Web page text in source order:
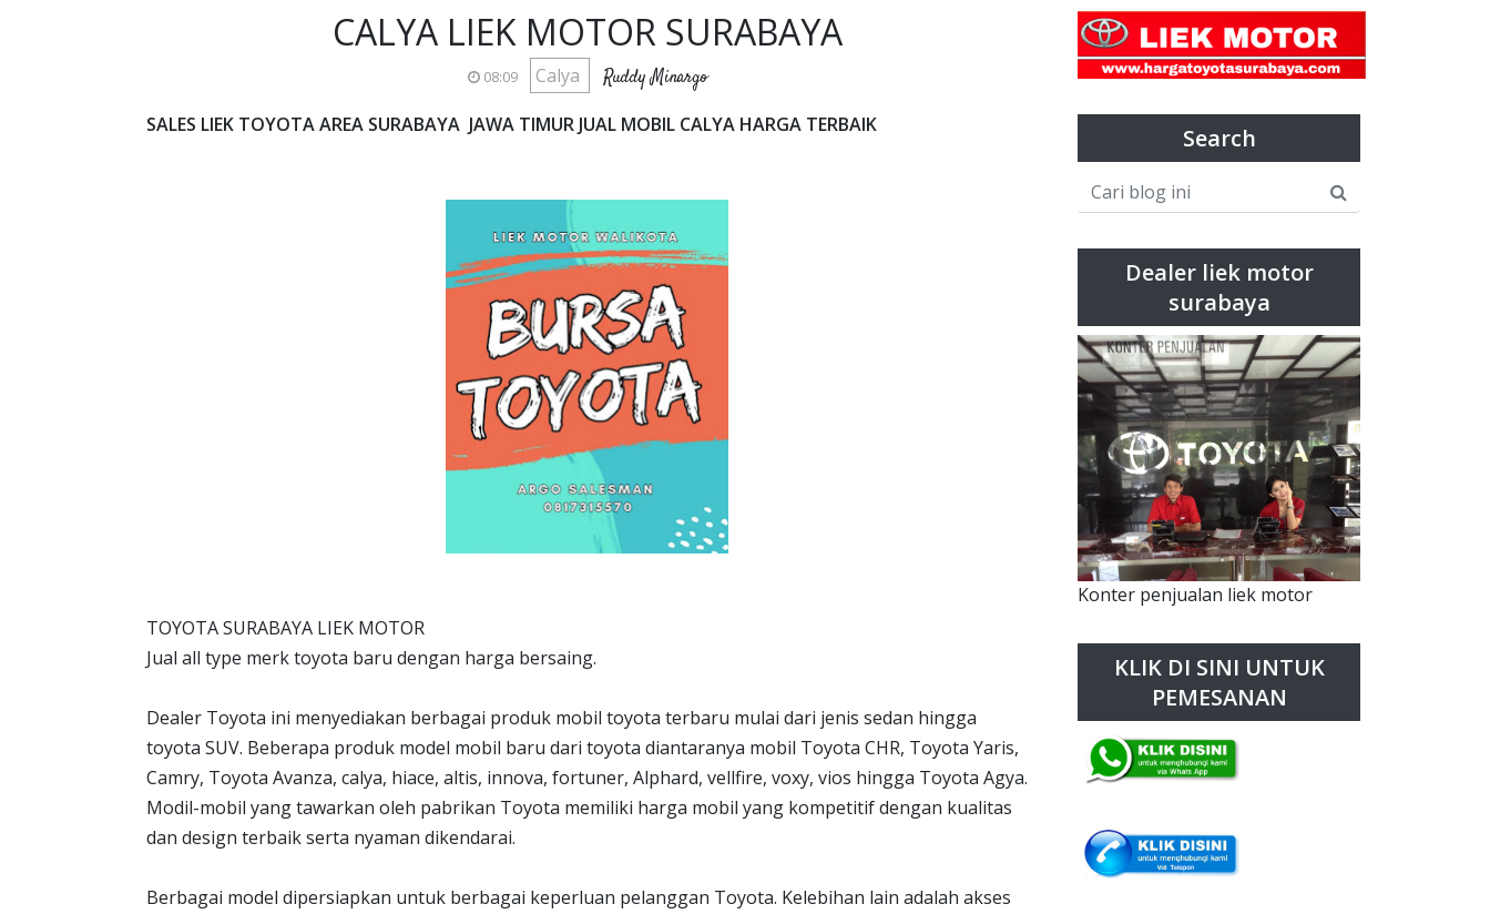
CALYA LIEK MOTOR SURABAYA
08:09 Calya Ruddy Minargo
SALES LIEK TOYOTA AREA SURABAYA JAWA TIMUR JUAL MOBIL CALYA HARGA TERBAIK
TOYOTA SURABAYA LIEK MOTOR
Jual all type merk toyota baru dengan harga bersaing.
Dealer Toyota ini menyediakan berbagai produk mobil toyota terbaru mulai dari jenis sedan hingga
toyota SUV. Beberapa produk model mobil baru dari toyota diantaranya mobil Toyota CHR, Toyota Yaris,
Camry, Toyota Avanza, calya, hiace, altis, innova, fortuner, Alphard, vellfire, voxy, vios hingga Toyota Agya.
Modil-mobil yang tawarkan oleh pabrikan Toyota memiliki harga mobil yang kompetitif dengan kualitas
dan design terbaik serta nyaman dikendarai.
Berbagai model dipersiapkan untuk berbagai keperluan pelanggan Toyota. Kelebihan lain adalah akses
Search
Dealer liek motor
surabaya
Konter penjualan liek motor
KLIK DI SINI UNTUK
PEMESANAN